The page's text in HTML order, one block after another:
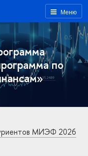
Меню
по
МИЭФ 2026